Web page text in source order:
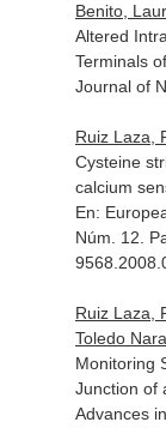
Benito,
Altered
Terminals
Journal of
Ruiz Laza,
Cysteine
calcium
En:
Núm. 12.
Ruiz Laza,
Toledo
Monitoring
Junction of
Advances